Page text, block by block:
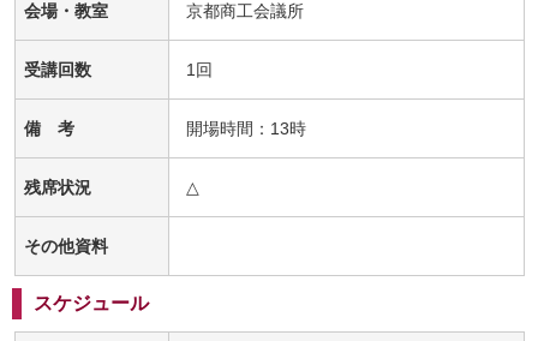
会場・教室 京都商工会議所
受講回数 1回
備 考 開場時間：13時
残席状況 △
その他資料
スケジュール